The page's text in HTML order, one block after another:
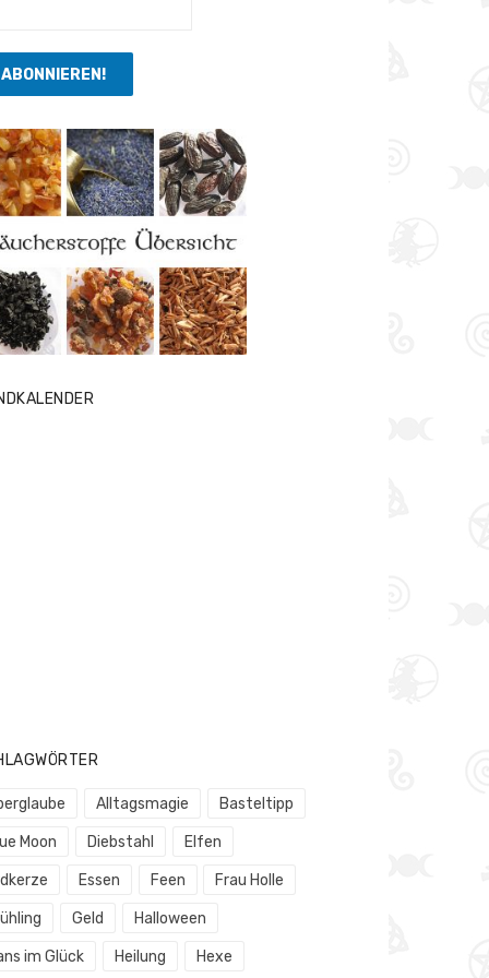
Alltagsmagie Basteltipp
Moon Diebstahl Elfen
Essen Feen Frau Holle
Geld Halloween
im Glück Heilung Hexe